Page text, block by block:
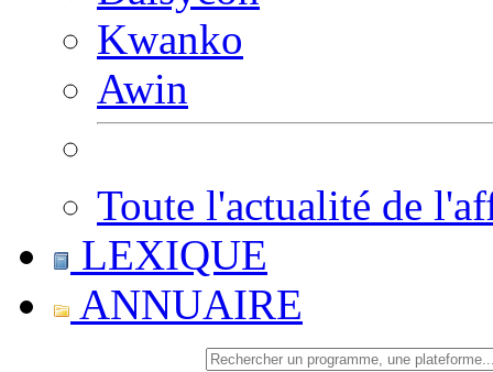
Kwanko
Awin
Toute l'actualité de
LEXIQUE
ANNUAIRE